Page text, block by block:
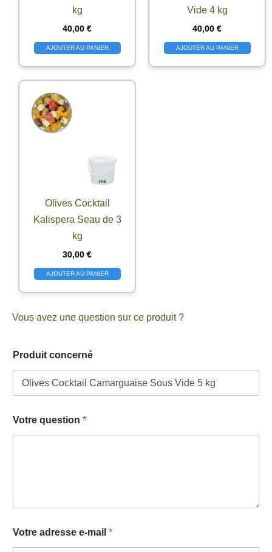
kg
40,00 €
AJOUTER AU PANIER
Vide 4 kg
40,00 €
AJOUTER AU PANIER
Olives Cocktail
Kalispera Seau de 3
kg
30,00 €
AJOUTER AU PANIER
Vous avez une question sur ce produit ?
Produit concerné
o
n
m
a
i
Votre question *
Votre adresse e-mail *